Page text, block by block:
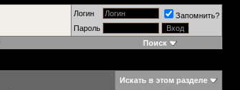
Логин
Запомнить?
Пароль
Поиск
Искать в этом разделе